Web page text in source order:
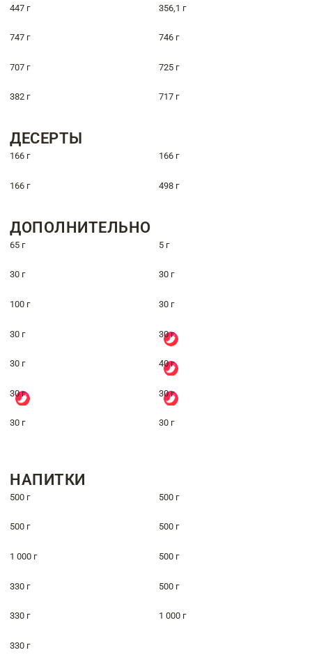
447 г 356,1 г
747 г 746 г
707 г 725 г
382 г 717 г
ДЕСЕРТЫ
166 г 166 г
166 г 498 г
ДОПОЛНИТЕЛЬНО
65 г 5 г
30 г 30 г
100 г 30 г
30 г 30 г
30 г 40 г
30 г 30 г
30 г 30 г
НАПИТКИ
500 г 500 г
500 г 500 г
1 000 г 500 г
330 г 500 г
330 г 1 000 г
330 г